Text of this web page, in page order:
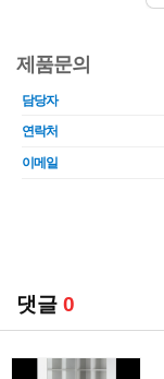
제품문의
담당자
연락처
이메일
댓글 0